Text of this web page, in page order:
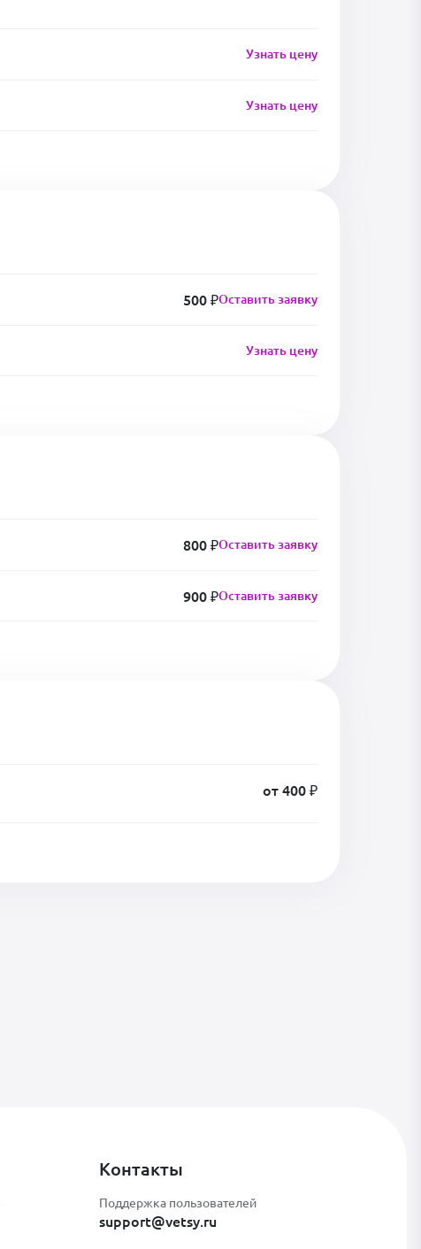
Узнать цену
Узнать цену
500 ₽Оставить заявку
Узнать цену
800 ₽Оставить заявку
900 ₽Оставить заявку
от 400 ₽
Контакты
Поддержка пользователей
support@vetsy.ru